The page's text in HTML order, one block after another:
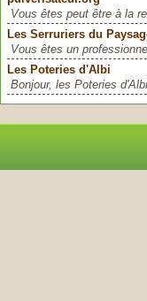
Vous êtes peut être à la
Les Serruriers du
Vous êtes un
Les Poteries d'Albi
Bonjour, les Poteries